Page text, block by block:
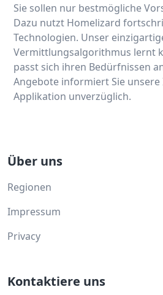
Sie sollen nur bestmögliche
Dazu nutzt Homelizard
Technologien. Unser
Vermittlungsalgorithmus lernt
passt sich ihren Bedürfnissen
Angebote informiert Sie
Applikation unverzüglich.
Über uns
Regionen
Impressum
Privacy
Kontaktiere uns